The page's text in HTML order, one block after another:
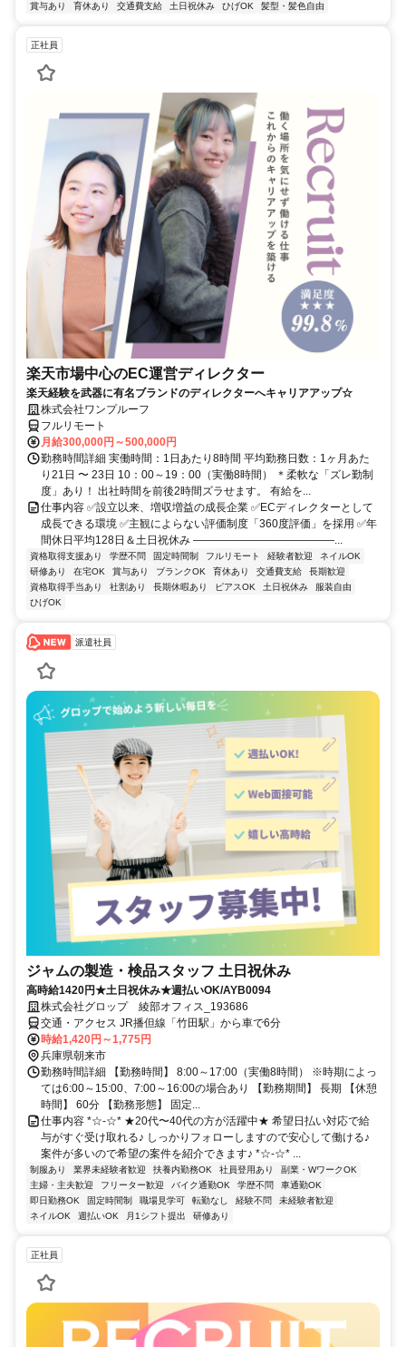
賞与あり
育休あり 交通費支給 土日祝休み ひげOK 髪型・髪色自由
正社員
楽天市場中心のEC運営ディレクター
楽天経験を武器に有名ブランドのディレクターへキャリアアップ☆
株式会社ワンプルーフ
フルリモート
月給300,000円～500,000円
勤務時間詳細 実働時間：1日あたり8時間 平均勤務日数：1ヶ月あた
り21日 〜 23日 10：00～19：00（実働8時間） ＊柔軟な「ズレ勤制
度」あり！ 出社時間を前後2時間ズラせます。 有給を...
仕事内容 ✅設立以来、増収増益の成長企業 ✅ECディレクターとして
成長できる環境 ✅主観によらない評価制度「360度評価」を採用 ✅年
間休日平均128日＆土日祝休み ―――――――――――――...
資格取得支援あり 学歴不問 固定時間制 フルリモート 経験者歓迎
ネイルOK
研修あり
在宅OK 賞与あり ブランクOK 育休あり 交通費支給
長期歓迎
資格取得手当あり
社割あり 長期休暇あり ピアスOK 土日祝休み
服装自由
ひげOK
派遣社員
ジャムの製造・検品スタッフ 土日祝休み
高時給1420円★土日祝休み★週払いOK/AYB0094
株式会社グロップ 綾部オフィス_193686
交通・アクセス JR播但線「竹田駅」から車で6分
時給1,420円～1,775円
兵庫県朝来市
勤務時間詳細 【勤務時間】 8:00～17:00（実働8時間） ※時期によっ
ては6:00～15:00、7:00～16:00の場合あり 【勤務期間】 長期 【休憩
時間】 60分 【勤務形態】 固定...
仕事内容 *☆-☆* ★20代〜40代の方が活躍中★ 希望日払い対応で給
与がすぐ受け取れる♪ しっかりフォローしますので安心して働ける♪
案件が多いので希望の案件を紹介できます♪ *☆-☆* ...
制服あり 業界未経験者歓迎 扶養内勤務OK 社員登用あり
副業・WワークOK
主婦・主夫歓迎
フリーター歓迎 バイク通勤OK 学歴不問
車通勤OK
即日勤務OK
固定時間制 職場見学可 転勤なし 経験不問
未経験者歓迎
ネイルOK
週払いOK 月1シフト提出 研修あり
正社員